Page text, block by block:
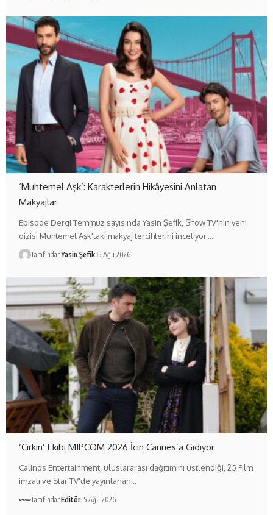
‘Muhtemel Aşk’: Karakterlerin Hikâyesini Anlatan
Makyajlar
Episode Dergi Temmuz sayısında Yasin Şefik, Show TV'nin yeni
dizisi Muhtemel Aşk'taki makyaj tercihlerini inceliyor.…
TarafındanYasin Şefik 5 Ağu 2026
‘Çirkin’ Ekibi MIPCOM 2026 İçin Cannes’a Gidiyor
Calinos Entertainment, uluslararası dağıtımını üstlendiği, 25 Film
imzalı ve Star TV'de yayınlanan…
TarafındanEditör 5 Ağu 2026